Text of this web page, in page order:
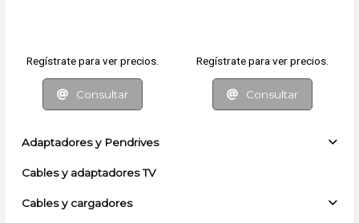
Adaptadores y Pendrives
Cables y adaptadores TV
Cables y cargadores
Regístrate para ver precios.
Consultar
Regístrate para ver precios.
Consultar